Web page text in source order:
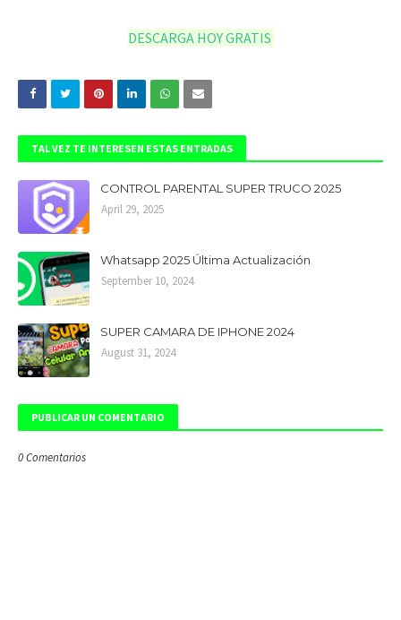
DESCARGA HOY GRATIS
TAL VEZ TE INTERESEN ESTAS ENTRADAS
CONTROL PARENTAL SUPER TRUCO 2025
April 29, 2025
Whatsapp 2025 Última Actualización
September 10, 2024
SUPER CAMARA DE IPHONE 2024
August 31, 2024
PUBLICAR UN COMENTARIO
0 Comentarios